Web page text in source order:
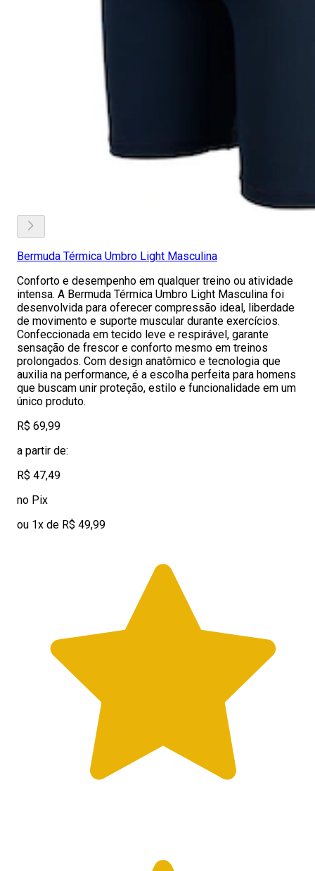
Bermuda Térmica Umbro Light Masculina
Conforto e desempenho em qualquer treino ou atividade
intensa. A Bermuda Térmica Umbro Light Masculina foi
desenvolvida para oferecer compressão ideal, liberdade
de movimento e suporte muscular durante exercícios.
Confeccionada em tecido leve e respirável, garante
sensação de frescor e conforto mesmo em treinos
prolongados. Com design anatômico e tecnologia que
auxilia na performance, é a escolha perfeita para homens
que buscam unir proteção, estilo e funcionalidade em um
único produto.
R$ 69,99
a partir de:
R$ 47,49
no Pix
ou 1x de R$ 49,99